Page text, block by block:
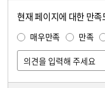
현재 페이지에 대한 만
매우만족 만족